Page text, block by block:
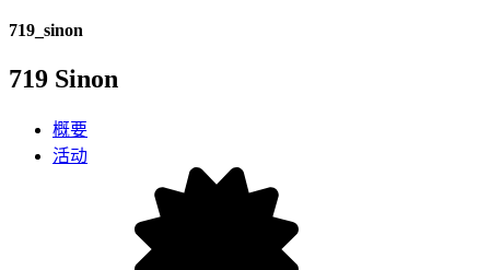
719_sinon
719 Sinon
概要
活动